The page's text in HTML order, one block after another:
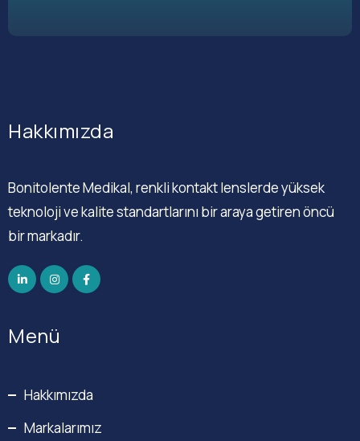
Hakkımızda
Bonitolente Medikal, renkli kontakt lenslerde yüksek
teknoloji ve kalite standartlarını bir araya getiren öncü
bir markadır.
Menü
Hakkımızda
Markalarımız